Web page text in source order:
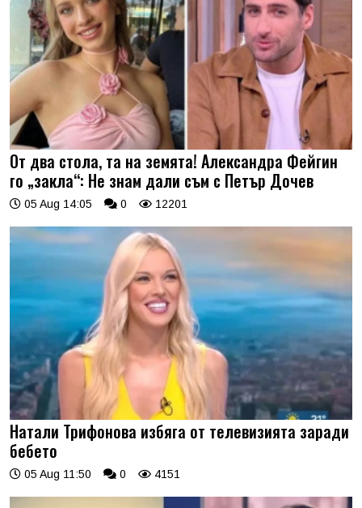
От два стола, та на земята! Александра Фейгин
го „закла“: Не знам дали съм с Петър Дочев
05 Aug 14:05 0 12201
Натали Трифонова избяга от телевизията заради
бебето
05 Aug 11:50 0 4151